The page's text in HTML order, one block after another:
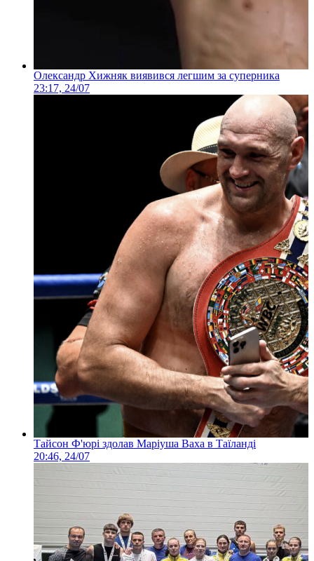
Олександр Хижняк виявився легшим за суперника
23:17, 24/07
Тайсон Ф'юрі здолав Маріуша Ваха в Таїланді
20:46, 24/07